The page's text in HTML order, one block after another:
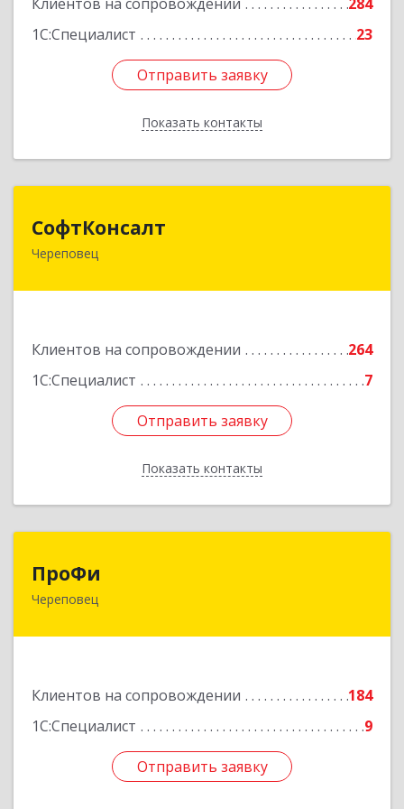
1С:Специалист
23
Отправить заявку
Показать контакты
Отправить заявку
Назад
СофтКонсалт
Череповец
Клиентов на сопровождении
264
1С:Специалист
7
Отправить заявку
Показать контакты
162614, Вологодская обл, Череповец г,
Отправить заявку
Назад
ПроФи
Череповец
Клиентов на сопровождении
184
1С:Специалист
9
Отправить заявку
162602, Вологодская обл, Череповец г,
Отправить заявку